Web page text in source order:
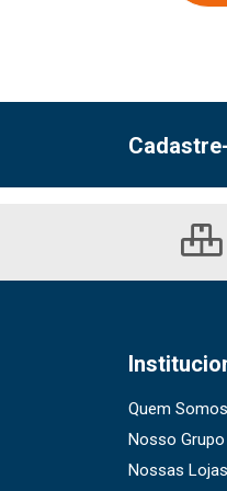
Quem Somos
Nosso Grupo
Nossas Lojas